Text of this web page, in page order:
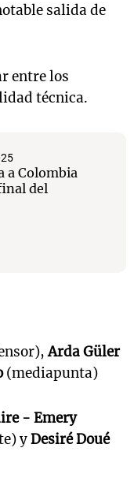
salida de
entre los
técnica.
a Colombia
del
Arda Güler
(mediapunta)
- Emery
yDesiré Doué